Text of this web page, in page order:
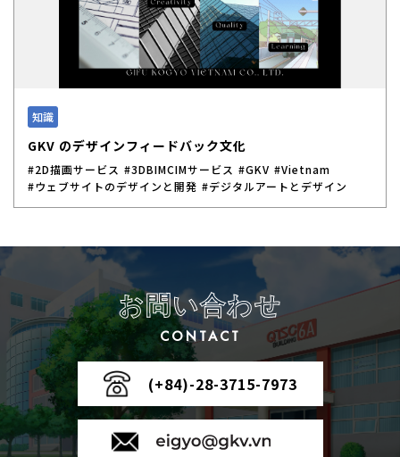
知識
GKV のデザインフィードバック文化
#2D描画サービス #3DBIMCIMサービス #GKV #Vietnam
#ウェブサイトのデザインと開発 #デジタルアートとデザイン
お問い合わせ
CONTACT
(+84)-28-3715-7973